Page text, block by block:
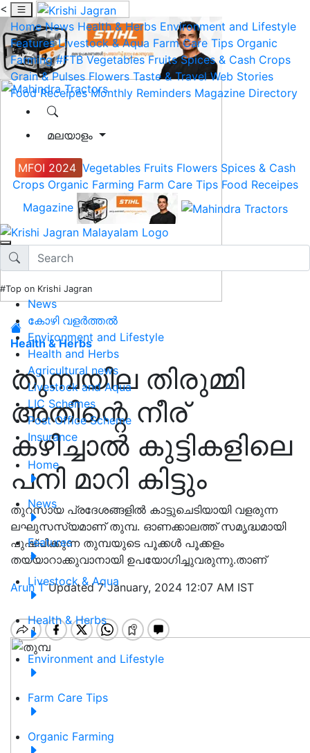
<
Home News Health & Herbs Environment and Lifestyle
Features Livestock & Aqua Farm Care Tips Organic
Farming #FTB Vegetables Fruits Spices & Cash Crops
Grain & Pulses Flowers Taste & Travel Web Stories
Food Receipes Monthly Reminders Magazine Directory
മലയാളം
MFOI 2024 Vegetables Fruits Flowers Spices & Cash
Crops Organic Farming Farm Care Tips Food Receipes
Magazine
#Top on Krishi Jagran
News
കോഴി വളർത്തൽ
Environment and Lifestyle
Health and Herbs
Agricultural news
Livestock and Aqua
LIC Schemes
Post Office Scheme
Insurance
Home
News
Features
Livestock & Aqua
Health & Herbs
Environment and Lifestyle
Farm Care Tips
Organic Farming
Health & Herbs
തുമ്പയില തിരുമ്മി
അതിന്റെ നീര്
കഴിച്ചാൽ കുട്ടികളിലെ
പനി മാറി കിട്ടും
തുറസായ പ്രദേശങ്ങളിൽ കാട്ടുചെടിയായി വളരുന്ന
ലഘുസസ്യമാണ് തുമ്പ. ഓണക്കാലത്ത് സമൃദ്ധമായി
പുഷ്പിക്കുന്ന തുമ്പയുടെ പൂക്കൾ പൂക്കളം
തയ്യാറാക്കുവാനായി ഉപയോഗിച്ചുവരുന്നു.താണ്
Arun TUpdated 7 January, 2024 12:07 AM IST